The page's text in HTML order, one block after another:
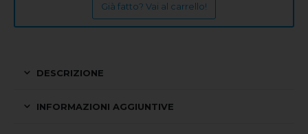
Già fatto? Vai al carrello!
DESCRIZIONE
INFORMAZIONI AGGIUNTIVE